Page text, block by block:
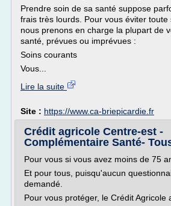
Prendre soin de sa santé suppose
frais très lourds. Pour vous éviter toute
nous prenons en charge la plupart de
santé, prévues ou imprévues :
Soins courants
Vous...
Lire la suite
Site : https://www.ca-briepicardie.fr
Crédit agricole Centre-est -
Complémentaire Santé-
Pour vous si vous avez moins de 75
Et pour tous, puisqu'aucun
demandé.
Pour vous protéger, le Crédit Agricole